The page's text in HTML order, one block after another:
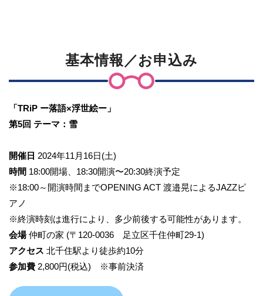
基本情報 ／お申込み
「TRiP ー落語×浮世絵ー」
第5回 テーマ：雪
開催日 2024年11月16日(土)
時間 18:00開場、18:30開演〜20:30終演予定
※18:00～開演時間までOPENING ACT 渡邉晃によるJAZZピ
アノ
※終演時刻は進行により、多少前後する可能性があります。
会場仲町の家 (〒120-0036 足立区千住仲町29-1)
アクセス 北千住駅より徒歩約10分
参加費 2,800円(税込) ※事前決済